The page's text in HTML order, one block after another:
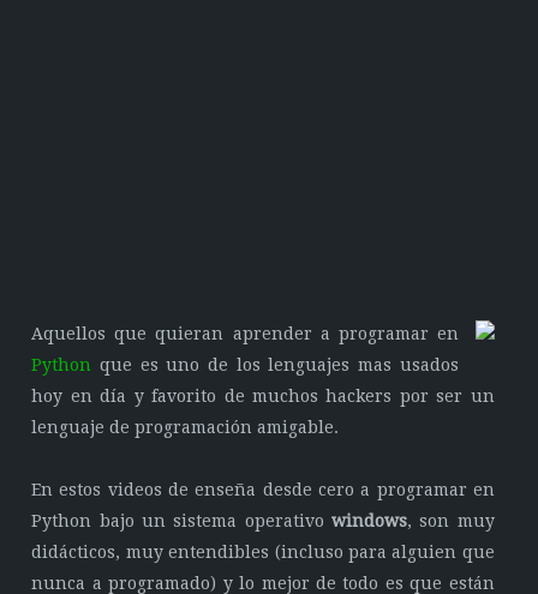
Aquellos que quieran aprender a programar en
Python que es uno de los lenguajes mas usados
hoy en día y favorito de muchos hackers por ser un
lenguaje de programación amigable.
En estos videos de enseña desde cero a programar en
Python bajo un sistema operativowindows, son muy
didácticos, muy entendibles (incluso para alguien que
nunca a programado) y lo mejor de todo es que están